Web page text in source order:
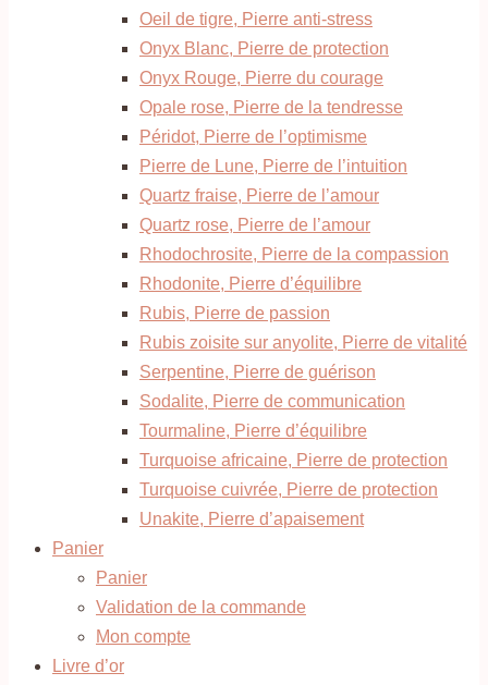
Oeil de tigre, Pierre anti-stress
Onyx Blanc, Pierre de protection
Onyx Rouge, Pierre du courage
Opale rose, Pierre de la tendresse
Péridot, Pierre de l’optimisme
Pierre de Lune, Pierre de l’intuition
Quartz fraise, Pierre de l’amour
Quartz rose, Pierre de l’amour
Rhodochrosite, Pierre de la compassion
Rhodonite, Pierre d’équilibre
Rubis, Pierre de passion
Rubis zoisite sur anyolite, Pierre de vitalité
Serpentine, Pierre de guérison
Sodalite, Pierre de communication
Tourmaline, Pierre d’équilibre
Turquoise africaine, Pierre de protection
Turquoise cuivrée, Pierre de protection
Unakite, Pierre d’apaisement
Panier
Panier
Validation de la commande
Mon compte
Livre d’or